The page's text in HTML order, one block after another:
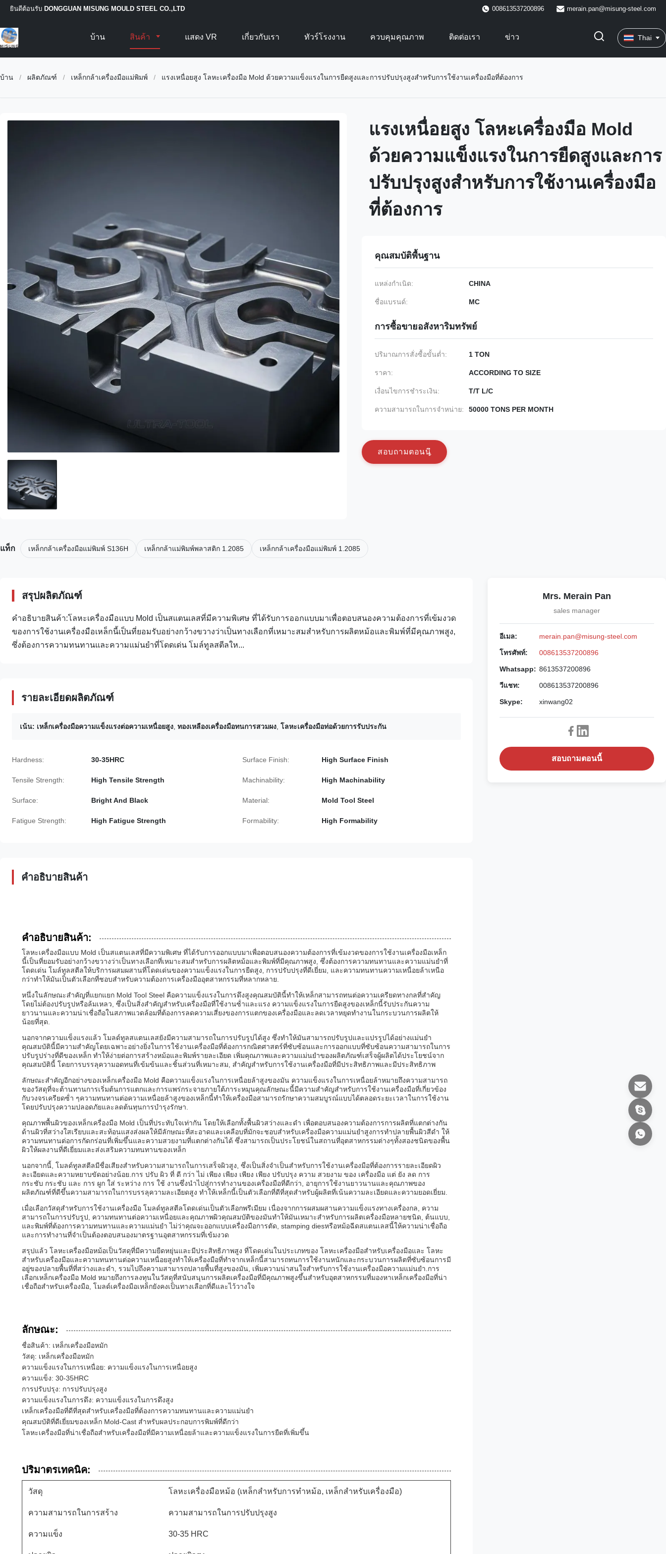
ยินดีต้อนรับ DONGGUAN MISUNG MOULD STEEL CO.,LTD 008613537200896 merain.pan@misung-steel.com
บ้าน สินค้า แสดง VR เกี่ยวกับเรา ทัวร์โรงงาน ควบคุมคุณภาพ ติดต่อเรา ข่าว Thai
บ้าน / ผลิตภัณฑ์ / เหล็กกล้าเครื่องมือแม่พิมพ์ / แรงเหนื่อยสูง โลหะเครื่องมือ Mold ด้วยความแข็งแรงในการยืดสูงและการปรับปรุงสูงสําหรับการใช้งานเครื่องมือที่ต้องการ
แรงเหนื่อยสูง โลหะเครื่องมือ Mold
ด้วยความแข็งแรงในการยืดสูงและการ
ปรับปรุงสูงสําหรับการใช้งานเครื่องมือ
ที่ต้องการ
คุณสมบัติพื้นฐาน
แหล่งกำเนิด: CHINA
ชื่อแบรนด์: MC
การซื้อขายอสังหาริมทรัพย์
ปริมาณการสั่งซื้อขั้นต่ำ: 1 TON
ราคา: ACCORDING TO SIZE
เงื่อนไขการชำระเงิน: T/T L/C
ความสามารถในการจําหน่าย: 50000 TONS PER MONTH
สอบถามตอนน
แท็ก เหล็กกล้าเครื่องมือแม่พิมพ์ S136H เหล็กกล้าแม่พิมพ์พลาสติก 1.2085 เหล็กกล้าเครื่องมือแม่พิมพ์ 1.2085
สรุปผลิตภัณฑ์
คําอธิบายสินค้า:โลหะเครื่องมือแบบ Mold เป็นสแตนเลสที่มีความพิเศษ ที่ได้รับการออกแบบมาเพื่อตอบสนองความต้องการที่เข้มงวด
ของการใช้งานเครื่องมือเหล็กนี้เป็นที่ยอมรับอย่างกว้างขวางว่าเป็นทางเลือกที่เหมาะสมสําหรับการผลิตหม้อและพิมพ์ที่มีคุณภาพสูง,
ซึ่งต้องการความทนทานและความแม่นยําที่โดดเด่น โมล์ทูลสตีลให...
รายละเอียดผลิตภัณฑ์
เน้น: เหล็กเครื่องมือความแข็งแรงต่อความเหนื่อยสูง ทองเหลืองเครื่องมือทนการสวมผง โลหะเครื่องมือท่อด้วยการรับประกัน
Hardness: 30-35HRC Surface Finish: High Surface Finish
Tensile Strength: High Tensile Strength Machinability: High Machinability
Surface: Bright And Black Material: Mold Tool Steel
Fatigue Strength: High Fatigue Strength Formability: High Formability
คําอธิบายสินค้า
คําอธิบายสินค้า:
โลหะเครื่องมือแบบ Mold เป็นสแตนเลสที่มีความพิเศษ ที่ได้รับการออกแบบมาเพื่อตอบสนองความต้องการที่เข้มงวดของการใช้งานเครื่องมือเหล็ก
นี้เป็นที่ยอมรับอย่างกว้างขวางว่าเป็นทางเลือกที่เหมาะสมสําหรับการผลิตหม้อและพิมพ์ที่มีคุณภาพสูง, ซึ่งต้องการความทนทานและความแม่นยําที่
โดดเด่น โมล์ทูลสตีลให้บริการผสมผสานที่โดดเด่นของความแข็งแรงในการยืดสูง, การปรับปรุงที่ดีเยี่ยม, และความทนทานความเหนื่อยล้าเหนือ
กว่าทําให้มันเป็นตัวเลือกที่ชอบสําหรับความต้องการเครื่องมืออุตสาหกรรมที่หลากหลาย.
หนึ่งในลักษณะสําคัญที่แยกแยก Mold Tool Steel คือความแข็งแรงในการดึงสูงคุณสมบัตินี้ทําให้เหล็กสามารถทนต่อความเครียดทางกลที่สําคัญ
โดยไม่ต้องปรับรูปหรือล้มเหลว, ซึ่งเป็นสิ่งสําคัญสําหรับเครื่องมือที่ใช้งานซ้ําและแรง ความแข็งแรงในการยืดสูงของเหล็กนี้รับประกันความ
ยาวนานและความน่าเชื่อถือในสภาพแวดล้อมที่ต้องการลดความเสี่ยงของการแตกของเครื่องมือและลดเวลาหยุดทํางานในกระบวนการผลิตให้
น้อยที่สุด.
นอกจากความแข็งแรงแล้ว โมลด์ทูลสแตนเลสยังมีความสามารถในการปรับรูปได้สูง ซึ่งทําให้มันสามารถปรับรูปและแปรรูปได้อย่างแม่นยํา
คุณสมบัตินี้มีความสําคัญโดยเฉพาะอย่างยิ่งในการใช้งานเครื่องมือที่ต้องการกณิตศาสตร์ที่ซับซ้อนและการออกแบบที่ซับซ้อนความสามารถในการ
ปรับรูปร่างที่ดีของเหล็ก ทําให้ง่ายต่อการสร้างหม้อและพิมพ์รายละเอียด เพิ่มคุณภาพและความแม่นยําของผลิตภัณฑ์เสร็จผู้ผลิตได้ประโยชน์จาก
คุณสมบัตินี้ โดยการบรรลุความอดทนที่เข้มข้นและชิ้นส่วนที่เหมาะสม, สําคัญสําหรับการใช้งานเครื่องมือที่มีประสิทธิภาพและมีประสิทธิภาพ
ลักษณะสําคัญอีกอย่างของเหล็กเครื่องมือ Mold คือความแข็งแรงในการเหนื่อยล้าสูงของมัน ความแข็งแรงในการเหนื่อยล้าหมายถึงความสามารถ
ของวัสดุที่จะต้านทานการเริ่มต้นการแตกและการแพร่กระจายภายใต้ภาระหมุนคุณลักษณะนี้มีความสําคัญสําหรับการใช้งานเครื่องมือที่เกี่ยวข้อง
กับวงจรเครียดซ้ํา ๆความทนทานต่อความเหนื่อยล้าสูงของเหล็กนี้ทําให้เครื่องมือสามารถรักษาความสมบูรณ์แบบได้ตลอดระยะเวลาในการใช้งาน
โดยปรับปรุงความปลอดภัยและลดต้นทุนการบํารุงรักษา.
คุณภาพพื้นผิวของเหล็กเครื่องมือ Mold เป็นที่ประทับใจเท่ากัน โดยให้เลือกทั้งพื้นผิวสว่างและดํา เพื่อตอบสนองความต้องการการผลิตที่แตกต่างกัน
ด้านผิวที่สว่างใสเรียบและสะท้อนแสงส่งผลให้มีลักษณะที่สะอาดและเคลือบที่มักจะชอบสําหรับเครื่องมือความแม่นยําสูงการทําปลายพื้นผิวสีดํา ให้
ความทนทานต่อการกัดกร่อนที่เพิ่มขึ้นและความสวยงามที่แตกต่างกันได้ ซึ่งสามารถเป็นประโยชน์ในสถานที่อุตสาหกรรมต่างๆทั้งสองชนิดของพื้น
ผิวให้ผลงานที่ดีเยี่ยมและส่งเสริมความทนทานของเหล็ก
นอกจากนี้, โมลด์ทูลสตีลมีชื่อเสียงสําหรับความสามารถในการเสร็จผิวสูง, ซึ่งเป็นสิ่งจําเป็นสําหรับการใช้งานเครื่องมือที่ต้องการรายละเอียดผิว
ละเอียดและความหยาบขัดอย่างน้อย.การ ปรับ ผิว ที่ ดี กว่า ไม่ เพียง เพียง เพียง เพียง ปรับปรุง ความ สวยงาม ของ เครื่องมือ แต่ ยัง ลด การ
กระชับ กระชับ และ การ ผูก ใส่ ระหว่าง การ ใช้ งานซึ่งนําไปสู่การทํางานของเครื่องมือที่ดีกว่า, อายุการใช้งานยาวนานและคุณภาพของ
ผลิตภัณฑ์ที่ดีขึ้นความสามารถในการบรรลุความละเอียดสูง ทําให้เหล็กนี้เป็นตัวเลือกที่ดีที่สุดสําหรับผู้ผลิตที่เน้นความละเอียดและความยอดเยี่ยม.
เมื่อเลือกวัสดุสําหรับการใช้งานเครื่องมือ โมลด์ทูลสตีลโดดเด่นเป็นตัวเลือกพรีเมียม เนื่องจากการผสมผสานความแข็งแรงทางเครื่องกล, ความ
สามารถในการปรับรูป, ความทนทานต่อความเหนื่อยและคุณภาพผิวคุณสมบัติของมันทําให้มันเหมาะสําหรับการผลิตเครื่องมือหลายชนิด, ต้นแบบ,
และพิมพ์ที่ต้องการความทนทานและความแม่นยํา ไม่ว่าคุณจะออกแบบเครื่องมือการตัด, stamping diesหรือหม้อฉีดสแตนเลสนี้ให้ความน่าเชื่อถือ
และการทํางานที่จําเป็นต้องตอบสนองมาตรฐานอุตสาหกรรมที่เข้มงวด
สรุปแล้ว โลหะเครื่องมือหม้อเป็นวัสดุที่มีความยืดหยุ่นและมีประสิทธิภาพสูง ที่โดดเด่นในประเภทของ โลหะเครื่องมือสําหรับเครื่องมือและ โลหะ
สําหรับเครื่องมือและความทนทานต่อความเหนื่อยสูงทําให้เครื่องมือที่ทําจากเหล็กนี้สามารถทนการใช้งานหนักและกระบวนการผลิตที่ซับซ้อนการมี
อยู่ของปลายพื้นที่ที่สว่างและดํา, รวมไปถึงความสามารถปลายพื้นที่สูงของมัน, เพิ่มความน่าสนใจสําหรับการใช้งานเครื่องมือความแม่นยํา.การ
เลือกเหล็กเครื่องมือ Mold หมายถึงการลงทุนในวัสดุที่สนับสนุนการผลิตเครื่องมือที่มีคุณภาพสูงขึ้นสําหรับอุตสาหกรรมที่มองหาเหล็กเครื่องมือที่น่า
เชื่อถือสําหรับเครื่องมือ, โมลด์เครื่องมือเหล็กยังคงเป็นทางเลือกที่ดีและไว้วางใจ
ลักษณะ:
ชื่อสินค้า: เหล็กเครื่องมือหมัก
วัสดุ: เหล็กเครื่องมือหมัก
ความแข็งแรงในการเหนื่อย: ความแข็งแรงในการเหนื่อยสูง
ความแข็ง: 30-35HRC
การปรับปรุง: การปรับปรุงสูง
ความแข็งแรงในการดึง: ความแข็งแรงในการดึงสูง
เหล็กเครื่องมือที่ดีที่สุดสําหรับเครื่องมือที่ต้องการความทนทานและความแม่นยํา
คุณสมบัติที่ดีเยี่ยมของเหล็ก Mold-Cast สําหรับผลประกอบการพิมพ์ที่ดีกว่า
โลหะเครื่องมือที่น่าเชื่อถือสําหรับเครื่องมือที่มีความเหนื่อยล้าและความแข็งแรงในการยืดที่เพิ่มขึ้น
ปริมาตรเทคนิค:
วัสดุ โลหะเครื่องมือหม้อ (เหล็กสําหรับการทําหม้อ, เหล็กสําหรับเครื่องมือ)
ความสามารถในการสร้าง ความสามารถในการปรับปรุงสูง
ความแข็ง 30-35 HRC
Mrs. Merain Pan
sales manager
อีเมล: merain.pan@misung-steel.com
โทรศัพท์: 008613537200896
Whatsapp: 8613537200896
วีแชท: 008613537200896
Skype: xinwang02
สอบถามตอนนี้